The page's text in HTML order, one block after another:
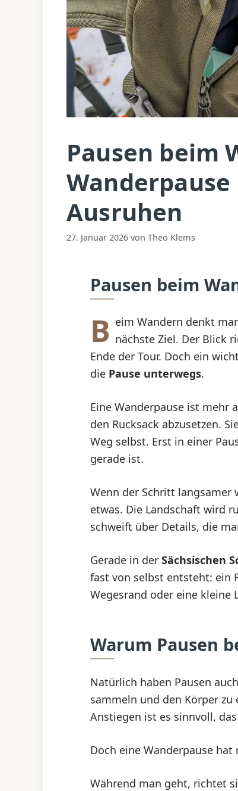
Pausen beim
Ausruhen
27. Januar 2026 von Theo Klems
Pausen beim
B eim Wandern denkt
nächste Ziel. Der Blick
Ende der Tour. Doch ein
die Pause unterwegs.
Eine Wanderpause ist mehr
den Rucksack abzusetzen.
Weg selbst. Erst in einer
gerade ist.
Wenn der Schritt langsamer
etwas. Die Landschaft wird
schweift über Details, die
Gerade in der Sächsischen
fast von selbst entsteht: ein
Wegesrand oder eine kleine
Warum Pausen
Natürlich haben Pausen
sammeln und den Körper
Anstiegen ist es sinnvoll,
Doch eine Wanderpause
Während man geht, richtet